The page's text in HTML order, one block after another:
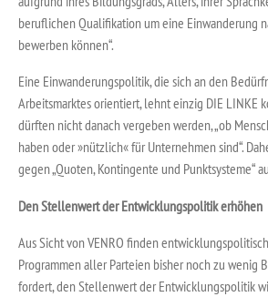
beruflichen Qualifikation um eine Einwanderung
bewerben können“.
Eine Einwanderungspolitik, die sich an den
Arbeitsmarktes orientiert, lehnt einzig DIE LINKE
dürften nicht danach vergeben werden, „ob
haben oder »nützlich« für Unternehmen sind“.
gegen „Quoten, Kontingente und Punktsysteme“
Den Stellenwert der Entwicklungspolitik erhöhen
Aus Sicht von VENRO finden
Programmen aller Parteien bisher noch zu wenig
fordert, den Stellenwert der Entwicklungspolitik